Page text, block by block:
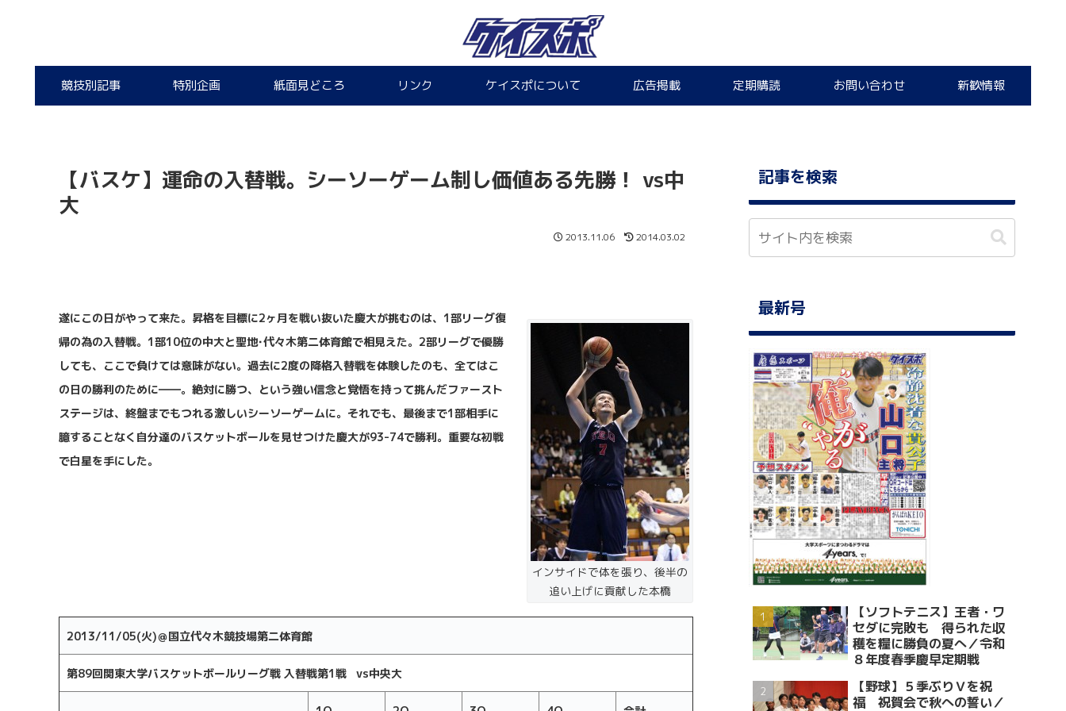
競技別記事 特別企画 紙面見どころ リンク ケイスポについて 広告掲載 定期購読 お問い合わせ 新歓情報
【バスケ】運命の入替戦。シーソーゲーム制し価値ある先勝！ vs中
大
2013.11.06 2014.03.02
インサイドで体を張り、後半の
追い上げに貢献した本橋
遂にこの日がやって来た。昇格を目標に2ヶ月を戦い抜いた慶大が挑むのは、 1部リーグ復
帰の為の入替戦。 1部10位の中大と聖地･代々木第二体育館で相見えた。 2部リーグで優勝
しても、ここで負けては意味がない。過去に2度の降格入替戦を体験したのも、全てはこ
の日の勝利のために――。絶対に勝つ、という強い信念と覚悟を持って挑んだファースト
ステージは、終盤までもつれる激しいシーソーゲームに。それでも、最後まで1部相手に
臆することなく自分達のバスケットボールを見せつけた慶大が93-74で勝利。重要な初戦
で白星を手にした。
2013/11/05(火)＠国立代々木競技場第二体育館
第89回関東大学バスケットボールリーグ戦 入替戦第1戦vs中央大
記事を検索
最新号
【ソフトテニス】王者・ワ
セダに完敗も 得られた収
穫を糧に勝負の夏へ／令和
８年度春季慶早定期戦
【野球】５季ぶりＶを祝
福 祝賀会で秋への誓い／